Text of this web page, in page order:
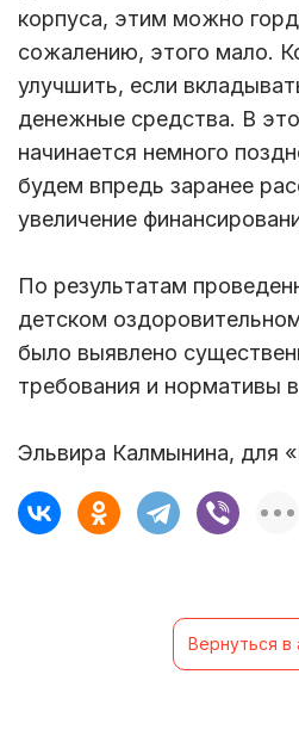
корпуса, этим можно
сожалению, этого мало.
улучшить, если
денежные средства. В
начинается немного
будем впредь заранее
увеличение
По результатам
детском
было выявлено
требования и нормативы
Эльвира Калмынина, для
Вернуться в